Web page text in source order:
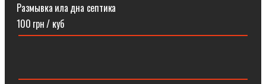
Размывка ила дна септика
100 грн / куб